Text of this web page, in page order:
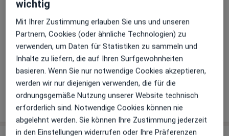
Akzeptierte Versicherungen
Details
Telefonnummer
02841... Telefonnummer anzeigen
Mehr Details anzeigen
über die Adresse
wichtig
Mit Ihrer Zustimmung erlauben Sie uns und unseren
Partnern, Cookies (oder ähnliche Technologien) zu
verwenden, um Daten für Statistiken zu sammeln und
Inhalte zu liefern, die auf Ihren Surfgewohnheiten
basieren. Wenn Sie nur notwendige Cookies akzeptieren,
werden wir nur diejenigen verwenden, die für die
ordnungsgemäße Nutzung unserer Website technisch
erforderlich sind. Notwendige Cookies können nie
abgelehnt werden. Sie können Ihre Zustimmung jederzeit
in den Einstellungen widerrufen oder Ihre Präferenzen